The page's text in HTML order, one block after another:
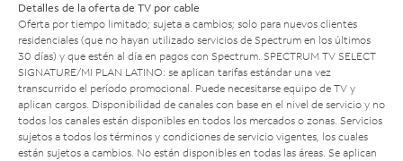
Detalles de la oferta de TV por cable
Oferta por tiempo limitado; sujeta a cambios; solo para nuevos clientes
residenciales (que no hayan utilizado servicios de Spectrum en los últimos
30 días) y que estén al día en pagos con Spectrum. SPECTRUM TV SELECT
SIGNATURE/MI PLAN LATINO: se aplican tarifas estándar una vez
transcurrido el período promocional. Puede necesitarse equipo de TV y
aplican cargos. Disponibilidad de canales con base en el nivel de servicio y no
todos los canales están disponibles en todos los mercados o zonas. Servicios
sujetos a todos los términos y condiciones de servicio vigentes, los cuales
están sujetos a cambios. No están disponibles en todas las áreas. Se aplican